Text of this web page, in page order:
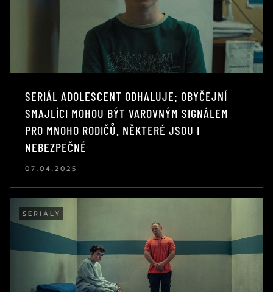
SERIÁL ADOLESCENT ODHALUJE: OBYČEJNÍ
SMAJLÍCI MOHOU BÝT VAROVNÝM SIGNÁLEM
PRO MNOHO RODIČŮ. NĚKTERÉ JSOU I
NEBEZPEČNÉ
07.04.2025
SERIÁLY